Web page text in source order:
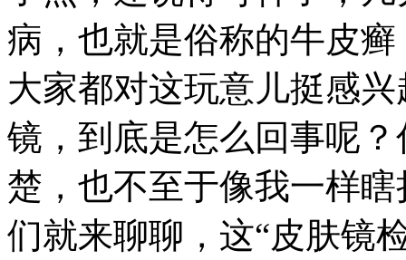
病，也就是俗称的牛皮
大家都对这玩意儿挺感
镜，到底是怎么回事呢
楚，也不至于像我一样
们就来聊聊，这“皮肤镜